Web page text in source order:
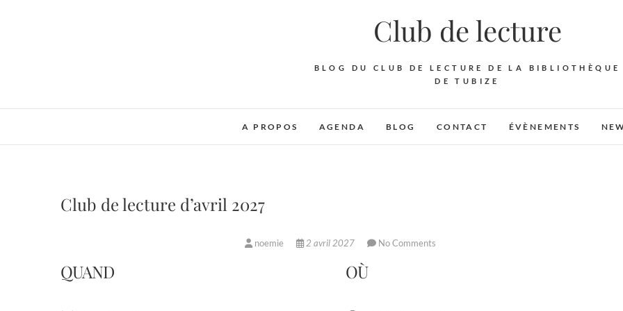
Club de lecture
BLOG DU CLUB DE LECTURE DE LA BIBLIOTHÈQUE
DE TUBIZE
A PROPOS AGENDA BLOG CONTACT ÉVÈNEMENTS
Club de lecture d’avril 2027
noemie 2 avril 2027 No Comments
QUAND OÙ